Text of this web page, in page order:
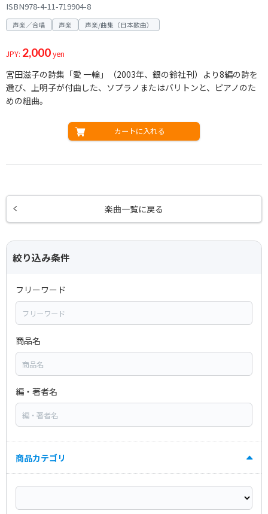
ISBN978-4-11-719904-8
声楽／合唱 声楽 声楽/曲集（日本歌曲）
JPY: 2,000yen
宮田滋子の詩集「愛 一輪」（2003年、銀の鈴社刊）より8編の詩を
選び、上明子が付曲した、ソプラノまたはバリトンと、ピアノのた
めの組曲。
カートに入れる
楽曲一覧に戻る
絞り込み条件
フリーワード
商品名
編・著者名
商品カテゴリ